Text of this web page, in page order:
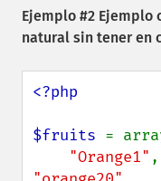
Ejemplo #2 Ejemplo
natural sin tener en
<?php
$fruits =
"Orange1" ,